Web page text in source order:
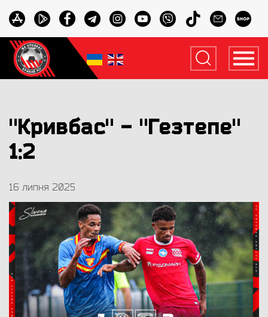
"Кривбас" - "Гезтепе"
1:2
16 липня 2025